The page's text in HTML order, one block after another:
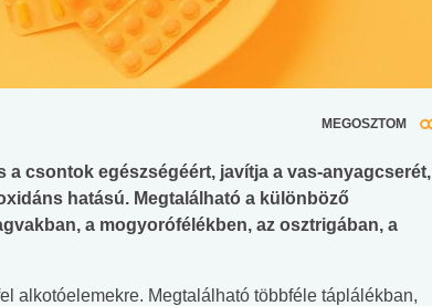
MEGOSZTOM
csontok egészségéért, javítja a vas-anyagcserét,
hatású. Megtalálható a különböző
a mogyorófélékben, az osztrigában, a
alkotóelemekre. Megtalálható többféle táplálékban,